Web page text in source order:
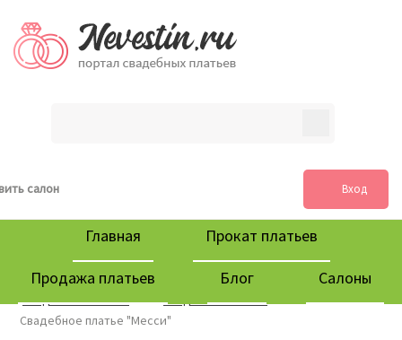
салон Вход
Главная Прокат платьев
Продажа платьев Блог Салоны
Свадебные салоны
Cвадебные платья
Свадебное платье "Месси"